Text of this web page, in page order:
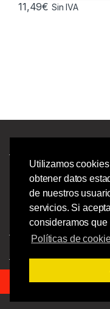
Utilizamos
obtener datos
de nuestros
servicios. Si
consideramos que
Políticas de
11,49€ Sin IVA
© 2023 Ofipick S.L